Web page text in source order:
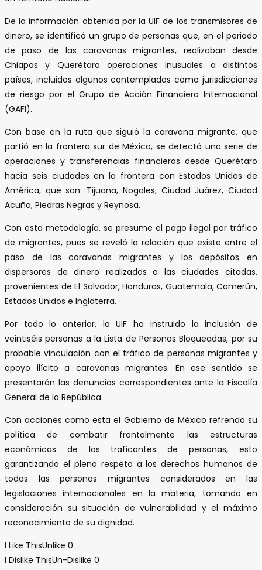
De la información obtenida por la UIF de los transmisores de
dinero, se identificó un grupo de personas que, en el periodo
de paso de las caravanas migrantes, realizaban desde
Chiapas y Querétaro operaciones inusuales a distintos
países, incluidos algunos contemplados como jurisdicciones
de riesgo por el Grupo de Acción Financiera Internacional
(GAFI).
Con base en la ruta que siguió la caravana migrante, que
partió en la frontera sur de México, se detectó una serie de
operaciones y transferencias financieras desde Querétaro
hacia seis ciudades en la frontera con Estados Unidos de
América, que son: Tijuana, Nogales, Ciudad Juárez, Ciudad
Acuña, Piedras Negras y Reynosa.
Con esta metodología, se presume el pago ilegal por tráfico
de migrantes, pues se reveló la relación que existe entre el
paso de las caravanas migrantes y los depósitos en
dispersores de dinero realizados a las ciudades citadas,
provenientes de El Salvador, Honduras, Guatemala, Camerún,
Estados Unidos e Inglaterra.
Por todo lo anterior, la UIF ha instruido la inclusión de
veintiséis personas a la Lista de Personas Bloqueadas, por su
probable vinculación con el tráfico de personas migrantes y
apoyo ilícito a caravanas migrantes. En ese sentido se
presentarán las denuncias correspondientes ante la Fiscalía
General de la República.
Con acciones como esta el Gobierno de México refrenda su
política de combatir frontalmente las estructuras
económicas de los traficantes de personas, esto
garantizando el pleno respeto a los derechos humanos de
todas las personas migrantes considerados en las
legislaciones internacionales en la materia, tomando en
consideración su situación de vulnerabilidad y el máximo
reconocimiento de su dignidad.
I Like ThisUnlike 0
I Dislike ThisUn-Dislike 0